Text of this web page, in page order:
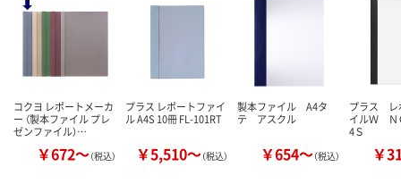
カゴへ
コクヨ レポートメーカ
ー （製本ファイル プレ
ゼンファイル）…
￥672～（税込）
プラス レポートファイ
ル A4S 10冊 FL-101RT
￥5,510～（税込）
製本ファイル A4タ
テ アスクル
￥654～（税込）
プラス レ
イルＷ
4Ｓ
￥